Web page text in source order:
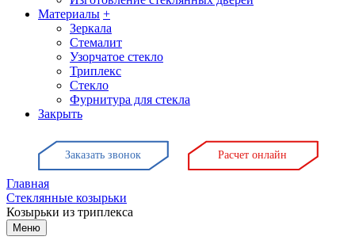
Материалы +
Зеркала
Стемалит
Узорчатое стекло
Триплекс
Стекло
Фурнитура для стекла
Закрыть
Заказать звонок Расчет онлайн
Главная
Стеклянные козырьки
Козырьки из триплекса
Меню